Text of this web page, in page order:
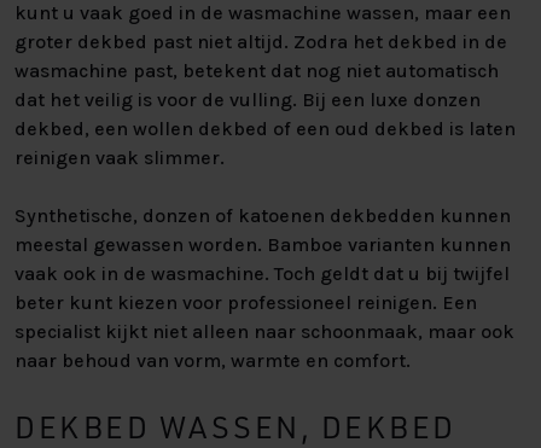
kunt u vaak goed in de wasmachine wassen, maar een
groter dekbed past niet altijd. Zodra het dekbed in de
wasmachine past, betekent dat nog niet automatisch
dat het veilig is voor de vulling. Bij een luxe donzen
dekbed, een wollen dekbed of een oud dekbed is laten
reinigen vaak slimmer.
Synthetische, donzen of katoenen dekbedden kunnen
meestal gewassen worden. Bamboe varianten kunnen
vaak ook in de wasmachine. Toch geldt dat u bij twijfel
beter kunt kiezen voor professioneel reinigen. Een
specialist kijkt niet alleen naar schoonmaak, maar ook
naar behoud van vorm, warmte en comfort.
DEKBED WASSEN, DEKBED